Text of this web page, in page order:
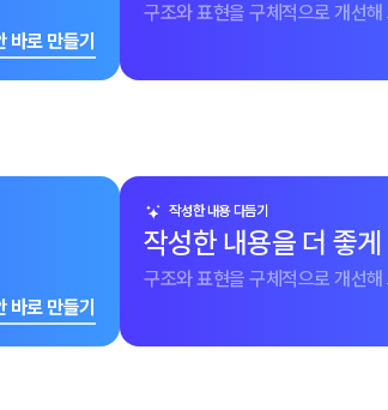
로 만들기
구조와 표현을 구체적으로 개선해
로 만들기
작성한 내용 다듬기
작성한 내용을 더 좋
구조와 표현을 구체적으로 개선해